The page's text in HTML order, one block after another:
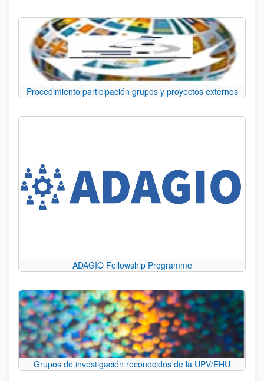
Procedimiento participación grupos y proyectos externos
ADAGIO Fellowship Programme
Grupos de investigación reconocidos de la UPV/EHU